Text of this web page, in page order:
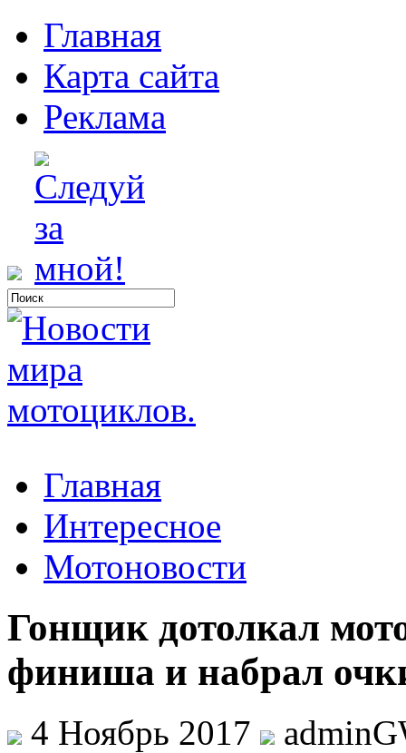
Главная
Карта сайта
Реклама
Главная
Интересное
Мотоновости
Гонщик дотолкал
финиша и набрал
4 Ноябрь 2017